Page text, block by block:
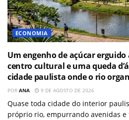
ECONOMIA
Um engenho de açúcar
centro cultural e uma queda
cidade paulista onde o rio
POR ANA 9 DE AGOSTO DE 2026
Quase toda cidade do interior
próprio rio, empurrando avenidas